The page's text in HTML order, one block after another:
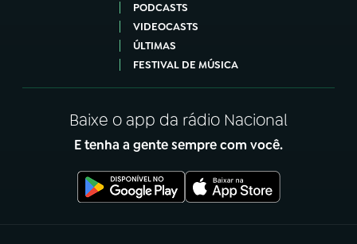
PODCASTS
VIDEOCASTS
ÚLTIMAS
FESTIVAL DE MÚSICA
Baixe o app da rádio Nacional
E tenha a gente sempre com você.